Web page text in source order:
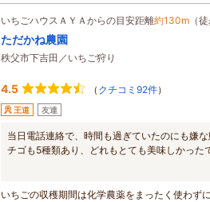
いちごハウスＡＹＡからの目安距離約130m （
ただかね農園
秩父市下吉田／いちご狩り
4.5 （ クチコミ92件）
王道 友達
当日電話連絡で、時間も過ぎていたのにも嫌
チゴも5種類あり、どれもとても美味しかった
いちごの収穫期間は化学農薬をまったく使わず